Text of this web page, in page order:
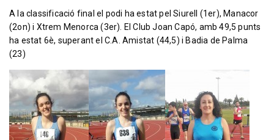
A la classificació final el podi ha estat pel Siurell (1er), Manacor
(2on) i Xtrem Menorca (3er). El Club Joan Capó, amb 49,5 punts
ha estat 6è, superant el C.A. Amistat (44,5) i Badia de Palma
(23)